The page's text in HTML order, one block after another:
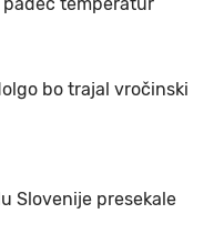
bo trajal vročinski
Slovenije presekale